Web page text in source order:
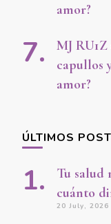
amor?
MJ RU1Z
capullos
amor?
ÚLTIMOS
Tu salud
cuánto
20 July, 2026